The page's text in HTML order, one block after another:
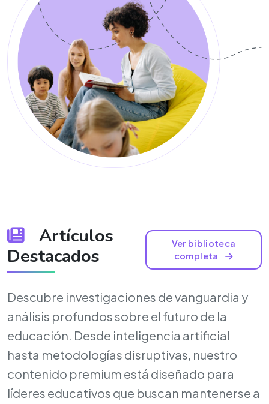
Artículos
Destacados
Ver biblioteca
completa
Descubre investigaciones de vanguardia y
análisis profundos sobre el futuro de la
educación. Desde inteligencia artificial
hasta metodologías disruptivas, nuestro
contenido premium está diseñado para
líderes educativos que buscan mantenerse a